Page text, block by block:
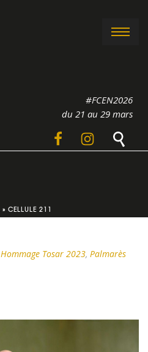
#FCEN2026
du 21 au 29 mars
» CELLULE 211
Hommage Tosar 2023, Palmarès